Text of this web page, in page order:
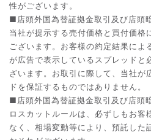
性がございます。
■店頭外国為替証拠金取引及び店頭
当社が提示する売付価格と買付価格
ございます。お客様の約定結果によ
が広告で表示しているスプレッドと
ざいます。お取引に際して、当社が
ドを保証するものではありません。
■店頭外国為替証拠金取引及び店頭
ロスカットルールは、必ずしもお客
なく、相場変動等により、預託した